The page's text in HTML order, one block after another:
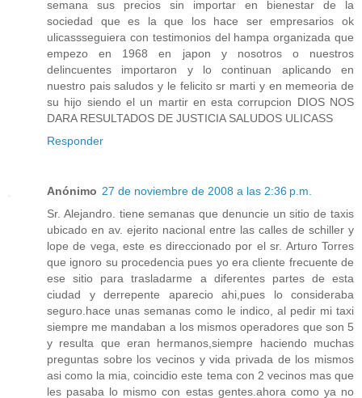
semana sus precios sin importar en bienestar de la
sociedad que es la que los hace ser empresarios ok
ulicassseguiera con testimonios del hampa organizada que
empezo en 1968 en japon y nosotros o nuestros
delincuentes importaron y lo continuan aplicando en
nuestro pais saludos y le felicito sr marti y en memeoria de
su hijo siendo el un martir en esta corrupcion DIOS NOS
DARA RESULTADOS DE JUSTICIA SALUDOS ULICASS
Responder
Anónimo 27 de noviembre de 2008 a las 2:36 p.m.
Sr. Alejandro. tiene semanas que denuncie un sitio de taxis
ubicado en av. ejerito nacional entre las calles de schiller y
lope de vega, este es direccionado por el sr. Arturo Torres
que ignoro su procedencia pues yo era cliente frecuente de
ese sitio para trasladarme a diferentes partes de esta
ciudad y derrepente aparecio ahi,pues lo consideraba
seguro.hace unas semanas como le indico, al pedir mi taxi
siempre me mandaban a los mismos operadores que son 5
y resulta que eran hermanos,siempre haciendo muchas
preguntas sobre los vecinos y vida privada de los mismos
asi como la mia, coincidio este tema con 2 vecinos mas que
les pasaba lo mismo con estas gentes.ahora como ya no